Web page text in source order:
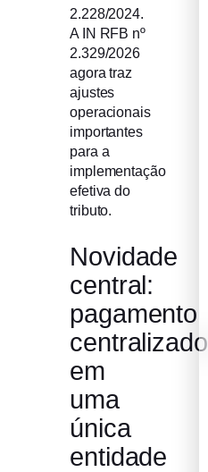
2.228/2024.
A IN RFB nº
2.329/2026
agora traz
ajustes
operacionais
importantes
para a
implementação
efetiva do
tributo.
Novidade
central:
pagamento
centralizado
em
uma
única
entidade